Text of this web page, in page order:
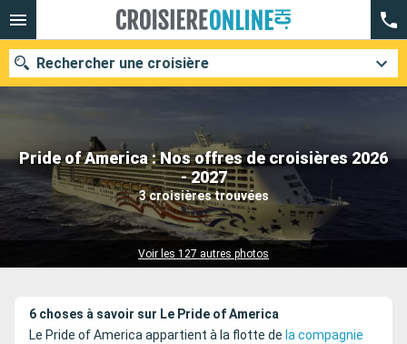
Pride of America : Nos offres de croisières 2026
- 2027
3 croisières trouvées
Voir les 127 autres photos
Rechercher une croisière
Nos destinations
Mois de départ
Compagnies
6 choses à savoir sur Le Pride of America
Le Pride of America appartient à la flotte de la compagnie